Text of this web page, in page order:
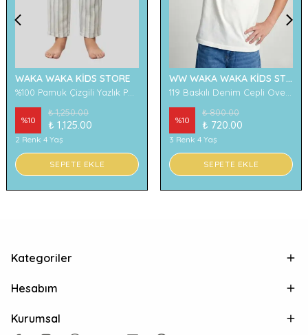
WAKA WAKA KİDS STORE
%10
₺ 1,250.00
₺ 1,125.00
2 Renk 4 Yaş
SEPETE EKLE
WW WAKA WAKA KİDS STORE
%10
₺ 800.00
₺ 720.00
3 Renk 4 Yaş
SEPETE EKLE
Kategoriler
Hesabım
Kurumsal